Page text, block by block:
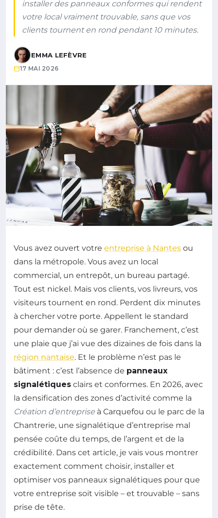
installer des panneaux conformes qui rendent
votre local vraiment trouvable, sans que vos
clients tournent en rond pendant 10 minutes.
EMMA LEFÈVRE
17 MAI 2026
Vous avez ouvert votre entreprise à Nantes ou
dans la métropole. Vous avez un local
commercial, un entrepôt, un bureau partagé.
Tout est nickel. Mais vos clients, vos livreurs, vos
visiteurs tournent en rond. Perdent dix minutes
à chercher votre porte. Appellent le standard
pour demander où se garer. Franchement, c’est
une plaie que j’ai vue des dizaines de fois dans la
région nantaise. Et le problème n’est pas le
bâtiment : c’est l’absence de panneaux
signalétiques clairs et conformes. En 2026, avec
la densification des zones d’activité comme la
Création d’entreprise à Carquefou ou le parc de la
Chantrerie, une signalétique d’entreprise mal
pensée coûte du temps, de l’argent et de la
crédibilité. Dans cet article, je vais vous montrer
exactement comment choisir, installer et
optimiser vos panneaux signalétiques pour que
votre entreprise soit visible – et trouvable – sans
prise de tête.